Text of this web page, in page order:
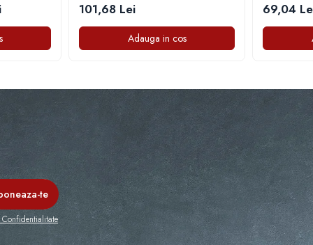
101,68 Lei
Adauga in cos
69,04